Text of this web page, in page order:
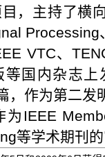
，主持了横
VTC、
等国内杂志
，作为第二发
为IEEE
等学术期刊